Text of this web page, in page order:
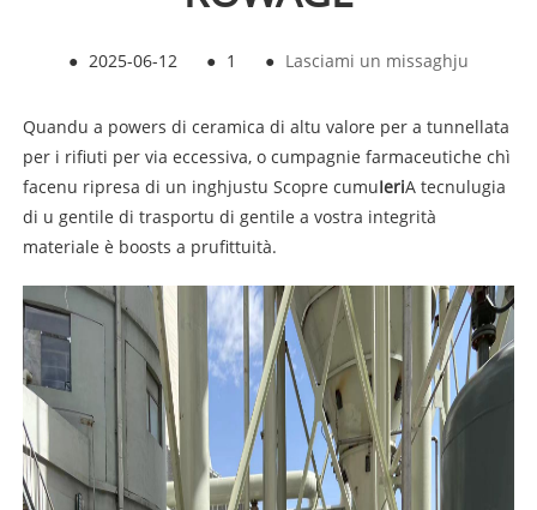
● 2025-06-12 ● 1 ● Lasciami un missaghju
Quandu a powers di ceramica di altu valore per a tunnellata
per i rifiuti per via eccessiva, o cumpagnie farmaceutiche chì
facenu ripresa di un inghjustu Scopre cumuIeriA tecnulugia
di u gentile di trasportu di gentile a vostra integrità
materiale è boosts a prufittuità.